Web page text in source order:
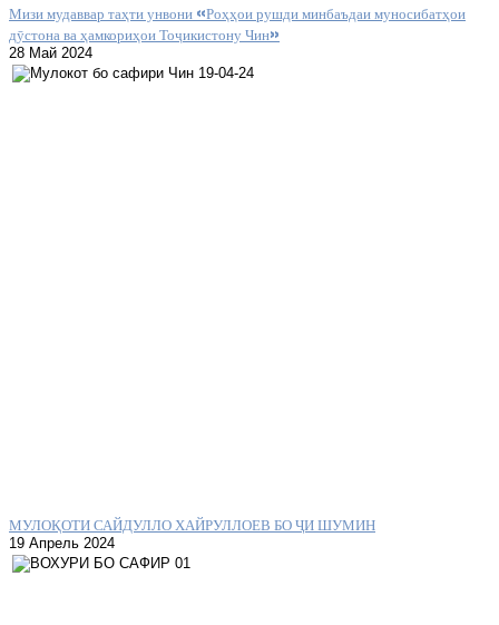
Мизи мудаввар таҳти унвони «Роҳҳои рушди минбаъдаи муносибатҳои
дӯстона ва ҳамкориҳои Тоҷикистону Чин»
28 Май 2024
МУЛОҚОТИ САЙДУЛЛО ХАЙРУЛЛОЕВ БО ҶИ ШУМИН
19 Апрель 2024